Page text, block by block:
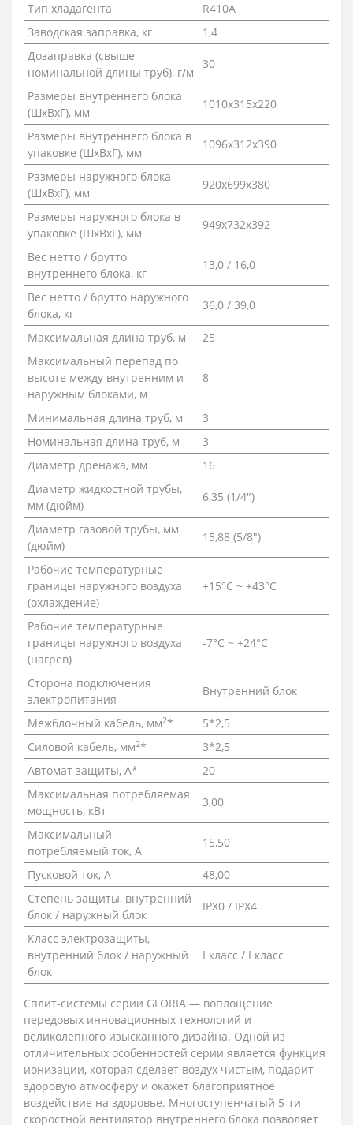
Тип хладагента
R410A
Заводская заправка, кг
1,4
Дозаправка (свыше
номинальной длины труб), г/м
30
Размеры внутреннего блока
(ШхВхГ), мм
1010x315x220
Размеры внутреннего блока в
упаковке (ШхВхГ), мм
1096x312x390
Размеры наружного блока
(ШхВхГ), мм
920x699x380
Размеры наружного блока в
упаковке (ШхВхГ), мм
949x732x392
Вес нетто / брутто
внутреннего блока, кг
13,0 / 16,0
Вес нетто / брутто наружного
блока, кг
36,0 / 39,0
Максимальная длина труб, м
25
Максимальный перепад по
высоте между внутренним и
наружным блоками, м
8
Минимальная длина труб, м
3
Номинальная длина труб, м
3
Диаметр дренажа, мм
16
Диаметр жидкостной трубы,
мм (дюйм)
6,35 (1/4")
Диаметр газовой трубы, мм
(дюйм)
15,88 (5/8")
Рабочие температурные
границы наружного воздуха
(охлаждение)
+15°С ~ +43°С
Рабочие температурные
границы наружного воздуха
(нагрев)
-7°С ~ +24°С
Сторона подключения
электропитания
Внутренний блок
Межблочный кабель, мм2*
5*2,5
Силовой кабель, мм2*
3*2,5
Автомат защиты, А*
20
Максимальная потребляемая
мощность, кВт
3,00
Максимальный
потребляемый ток, А
15,50
Пусковой ток, А
48,00
Степень защиты, внутренний
блок / наружный блок
IPX0 / IPX4
Класс электрозащиты,
внутренний блок / наружный
блок
I класс / I класс
Сплит-системы серии GLORIA — воплощение
передовых инновационных технологий и
великолепного изысканного дизайна. Одной из
отличительных особенностей серии является функция
ионизации, которая сделает воздух чистым, подарит
здоровую атмосферу и окажет благоприятное
воздействие на здоровье. Многоступенчатый 5-ти
скоростной вентилятор внутреннего блока позволяет